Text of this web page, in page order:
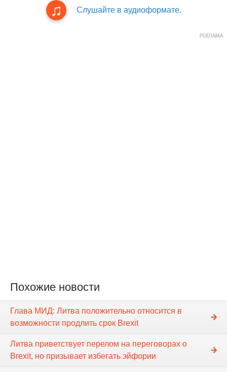
Слушайте в аудиоформате.
Похожие новости
Глава МИД: Литва положительно относится в
возможности продлить срок Brexit
Литва приветствует перелом на переговорах о
Brexit, но призывает избегать эйфории